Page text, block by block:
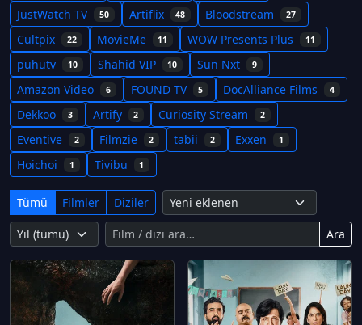
JustWatch TV 50 Artiflix 48 Bloodstream 27
Cultpix 22 MovieMe 11 WOW Presents Plus 11
puhutv 10 Shahid VIP 10 Sun Nxt 9
Amazon Video 6 FOUND TV 5 DocAlliance Films 4
Dekkoo 3 Artify 2 Curiosity Stream 2
Eventive 2 Filmzie 2 tabii 2 Exxen 1
Hoichoi 1 Tivibu 1
Tümü Filmler Diziler
Ara